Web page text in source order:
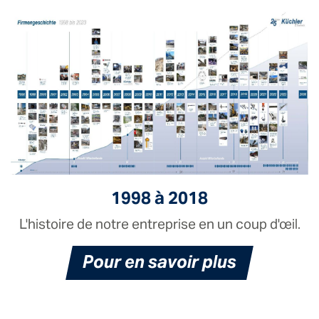
1998 à 2018
L'histoire de notre entreprise en un coup d'œil.
Pour en savoir plus